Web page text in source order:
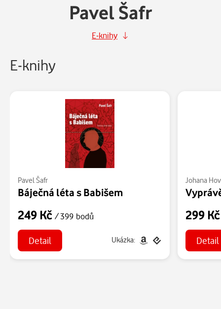
Pavel Šafr
E-knihy
E-knihy
Pavel Šafr
Báječná léta s Babišem
249 Kč / 399 bodů
Detail Ukázka:
Johana
299
Detail